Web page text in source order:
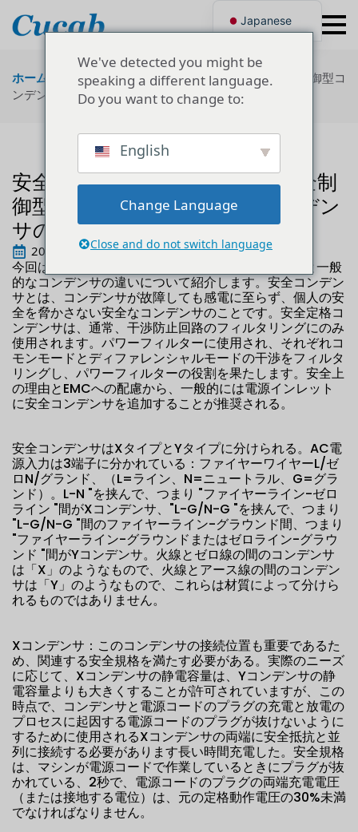
ホーム 技術情報"安全制御型コンデンサとは？安全制御型コ
ンデンサと一般的なコンデンサの違い
安全制御型コンデンサとは？安全制
御型コンデンサと一般的なコンデン
サの違い
2022年7月19日
今回は、安全コンデンサとは何か_安全コンデンサと一般
的なコンデンサの違いについて紹介します。安全コンデン
サとは、コンデンサが故障しても感電に至らず、個人の安
全を脅かさない安全なコンデンサのことです。安全定格コ
ンデンサは、通常、干渉防止回路のフィルタリングにのみ
使用されます。パワーフィルターに使用され、それぞれコ
モンモードとディファレンシャルモードの干渉をフィルタ
リングし、パワーフィルターの役割を果たします。安全上
の理由とEMCへの配慮から、一般的には電源インレット
に安全コンデンサを追加することが推奨される。
安全コンデンサはXタイプとYタイプに分けられる。AC電
源入力は3端子に分かれている：ファイヤーワイヤーL/ゼ
ロN/グランド、（L=ライン、N=ニュートラル、G=グラ
ンド）。L-N "を挟んで、つまり "ファイヤーライン-ゼロ
ライン "間がXコンデンサ、"L-G/N-G "を挟んで、つまり
"L-G/N-G "間のファイヤーライン-グラウンド間、つまり
"ファイヤーライン-グラウンドまたはゼロライン-グラウ
ンド "間がYコンデンサ。火線とゼロ線の間のコンデンサ
は「X」のようなもので、火線とアース線の間のコンデン
サは「Y」のようなもので、これらは材質によって分けら
れるものではありません。
Xコンデンサ：このコンデンサの接続位置も重要であるた
め、関連する安全規格を満たす必要がある。実際のニーズ
に応じて、Xコンデンサの静電容量は、Yコンデンサの静
電容量よりも大きくすることが許可されていますが、この
時点で、コンデンサと電源コードのプラグの充電と放電の
プロセスに起因する電源コードのプラグが抜けないように
するために使用されるXコンデンサの両端に安全抵抗と並
列に接続する必要があります長い時間充電した。安全規格
は、マシンが電源コードで作業しているときにプラグが抜
かれている、2秒で、電源コードのプラグの両端充電電圧
（または接地する電位）は、元の定格動作電圧の30%未満
でなければなりません。
We've detected you might be
speaking a different language.
Do you want to change to:
English
Change Language
Close and do not switch language
Japanese
Korean
Portuguese
French
German
Russian
Polish
Ukrainian